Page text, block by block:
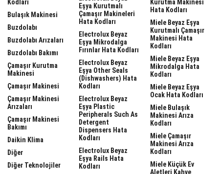
Kodları
Bulaşık Makinesi
Buzdolabı
Buzdolabı Arızaları
Buzdolabı Bakımı
Çamaşır Kurutma
Makinesi
Çamaşır Makinesi
Çamaşır Makinesi
Arızaları
Çamaşır Makinesi
Bakımı
Daikin Klima
Diğer
Diğer Teknolojiler
Eşya Kurutmalı
Çamaşır Makineleri
Hata Kodları
Electrolux Beyaz
Eşya Mikrodalga
Fırınlar Hata Kodları
Electrolux Beyaz
Eşya Other Seals
(dishwashers) Hata
Kodları
Electrolux Beyaz
Eşya Plastic
Peripherals Such As
Detergent
Dispensers Hata
Kodları
Electrolux Beyaz
Eşya Rails Hata
Kodları
Kurutma Makinesi
Hata Kodları
Miele Beyaz Eşya
Kurutmalı Çamaşır
Makinesi Hata
Kodları
Miele Beyaz Eşya
Mikrodalga Hata
Kodları
Miele Beyaz Eşya
Ocak Hata Kodları
Miele Bulaşık
Makinesi Arıza
Kodları
Miele Çamaşır
Makinesi Arıza
Kodları
Miele Küçük Ev
Aletleri Kahve